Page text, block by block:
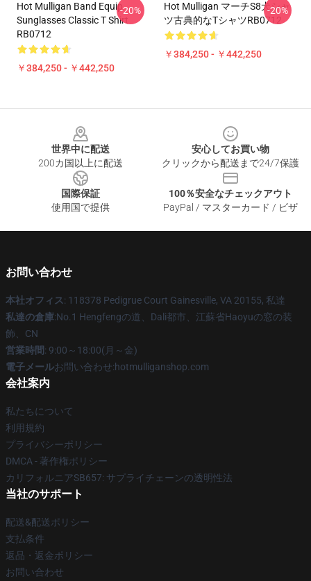
Hot Mulligan Band Equip
Sunglasses Classic T Shirt
RB0712
￥384,250 - ￥442,250
-20%
Hot Mulligan マーチS8犬シャ
ツ古典的なTシャツRB0712
￥384,250 - ￥442,250
-20%
世界中に配送
200カ国以上に配送
安心してお買い物
クリックから配送まで24/7保護
国際保証
使用国で提供
100％安全なチェックアウト
PayPal / マスターカード / ビザ
お問い合わせ
本社オフィス: 118378 Pedigrue Court Gainesville, VA 20155, 私達
私達の倉庫:No.1 Hengfengの道、Dali都市、江蘇省Haoyuの窓の装
飾、CN
営業時間: 9:00～18:00(月～金)
電子メールお問い合わせ:hotmulliganshop.com
会社案内
私たちについて
利用規約
プライバシーポリシー
DMCA - 著作権ポリシー
カリフォルニアSB657: サプライチェーンの透明性法
当社のサポート
配送&配送ポリシー
支払条件
返品・返金ポリシー
お問い合わせ